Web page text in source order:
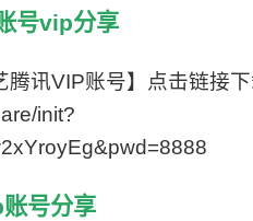
Schmidt
06
号vip分享
讯VIP账号】点击链接
init?
号分享